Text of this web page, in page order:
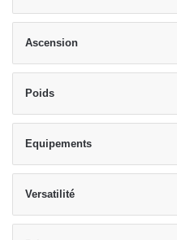
Ascension
Poids
Equipements
Versatilité